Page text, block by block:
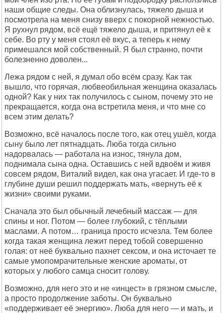
наши общие следы. Она облизнулась, тяжело дыша и
посмотрела на меня снизу вверх с покорной нежностью.
Я рухнул рядом, всё ещё тяжело дыша, и притянул её к
себе. Во рту у меня стоял её вкус, а теперь к нему
примешался мой собственный. Я был странно, почти
болезненно доволен...
Лежа рядом с ней, я думал обо всём сразу. Как так
вышло, что горячая, любвеобильная женщина оказалась
одной? Как у них так получилось с сыном, почему это не
прекращается, когда она встретила меня, и что мне со
всем этим делать?
Возможно, всё началось после того, как отец ушёл, когда
сыну было лет пятнадцать. Люба тогда сильно
надорвалась — работала на износ, тянула дом,
поднимала сына одна. Оставшись с ней вдвоём и живя
совсем рядом, Виталий видел, как она угасает. И где-то в
глубине души решил поддержать мать, «вернуть её к
жизни» своими руками.
Сначала это был обычный лечебный массаж — для
спины и ног. Потом — более глубокий, с тёплыми
маслами. А потом… граница просто исчезла. Тем более
когда такая женщина лежит перед тобой совершенно
голая: от неё буквально пахнет сексом, и она источает те
самые умопомрачительные женские ароматы, от
которых у любого самца сносит голову.
Возможно, для него это и не «инцест» в грязном смысле,
а просто продолжение заботы. Он буквально
«поддерживает её энергию». Люба для него — и мать, и